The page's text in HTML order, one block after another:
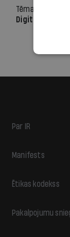
Tēma
Digitālā skola
Par IR
Manifests
Ētikas kodekss
Pakalpojumu